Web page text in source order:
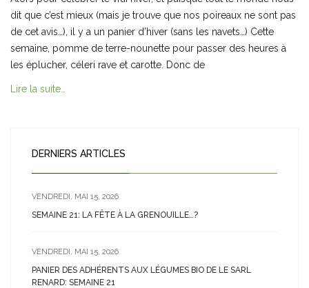
dit que c’est mieux (mais je trouve que nos poireaux ne sont pas
de cet avis…), il y a un panier d’hiver (sans les navets…) Cette
semaine, pomme de terre-nounette pour passer des heures à
les éplucher, céleri rave et carotte. Donc de
Lire la suite…
DERNIERS ARTICLES
VENDREDI, MAI 15, 2026
SEMAINE 21: LA FÊTE À LA GRENOUILLE…?
VENDREDI, MAI 15, 2026
PANIER DES ADHÉRENTS AUX LÉGUMES BIO DE LE SARL
RENARD: SEMAINE 21